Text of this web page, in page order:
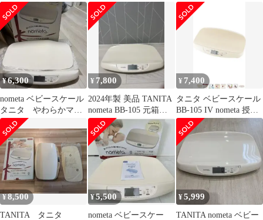
¥6,300
nometa ベビースケール
タニタ やわらかマッ
ト未使用
¥ 7,800
2024年製 美品 TANITA
nometa BB-105 元箱あ
り
¥ 7,400
タニタ ベビースケール
BB-105 IV nometa 授乳
量機能付
¥8,500
TANITA タニタ
¥5,500
nometa ベビースケー
¥5,999
TANITA nometa ベビー